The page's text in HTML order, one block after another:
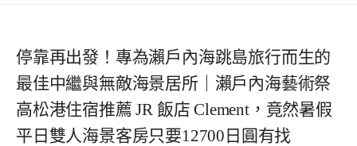
停靠再出發！專為瀨戶內海跳島旅行而生的
最佳中繼與無敵海景居所｜瀨戶內海藝術祭
高松港住宿推薦 JR 飯店 Clement，竟然暑假
平日雙人海景客房只要12700日圓有找